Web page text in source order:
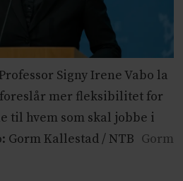
Signy Irene Vabo la
mer fleksibilitet for
til hvem som skal jobbe i
Gorm Kallestad / NTB Gorm